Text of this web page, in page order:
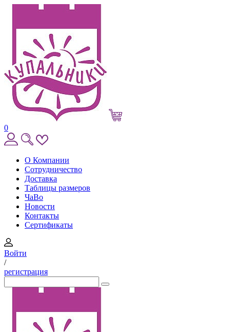
0
О Компании
Сотрудничество
Доставка
Таблицы размеров
ЧаВо
Новости
Контакты
Сертификаты
Войти
/
регистрация